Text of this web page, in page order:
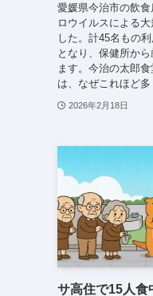
愛媛県今治市の飲
ロウイルスによる
した。計45名もの
となり、保健所か
ます。今治の太郎
は、なぜこれほど多
2026年2月18日
サ高住で15人食